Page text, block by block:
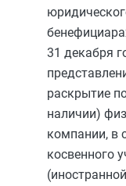
31 декабря
раскрытие
наличии)
компании, в
косвенного